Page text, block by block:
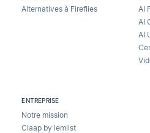
Alternatives à Fireflies
AI
AI
AI
ENTREPRISE
Notre mission
Claap by lemlist